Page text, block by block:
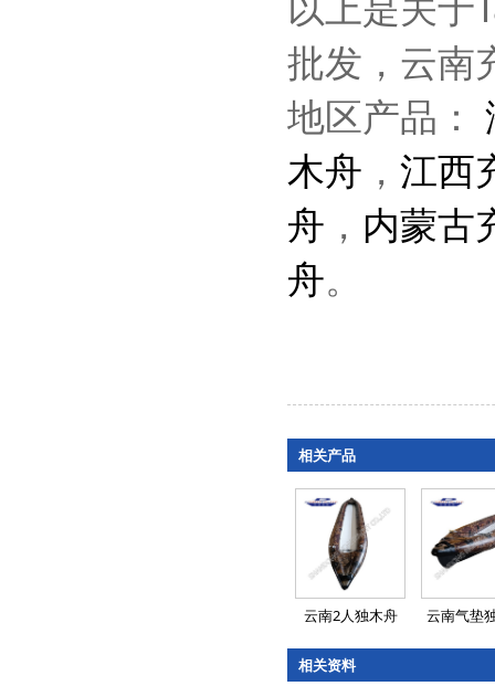
批发，云南
地区产品：
木舟 ， 江西
舟 ， 内蒙古
舟。
相关产品
云南2人独木舟 云南气垫
相关资料